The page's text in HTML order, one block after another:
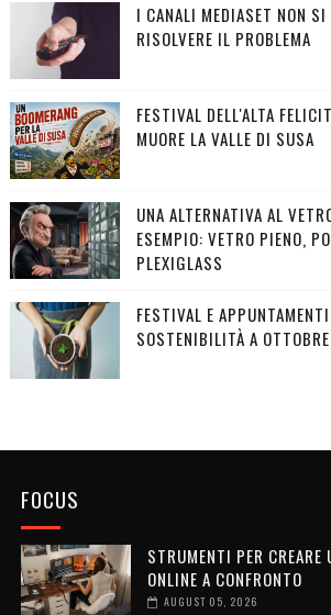
I CANALI MEDIASET NON SI
RISOLVERE IL PROBLEMA
FESTIVAL DELL'ALTA
MUORE LA VALLE DI SUSA
UNA ALTERNATIVA AL
ESEMPIO: VETRO PIENO,
PLEXIGLASS
FESTIVAL E
SOSTENIBILITÀ A OTTOBRE
FOCUS
STRUMENTI PER CREARE
ONLINE A CONFRONTO
AUGUST 05, 2026